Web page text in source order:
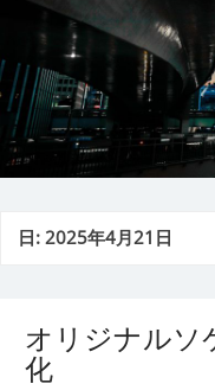
日:2025年4月21日
オリジナルソ
化